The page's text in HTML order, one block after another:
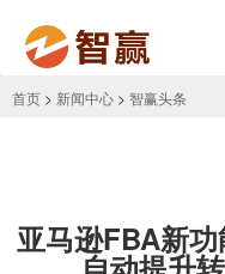
首页 > 新闻中心 > 智赢头条
亚马逊FBA新